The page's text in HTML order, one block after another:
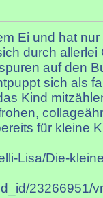
Ei und hat
durch allerlei
auf den
sich als
Kind
für kleine
Lisa/Die-
23266951/